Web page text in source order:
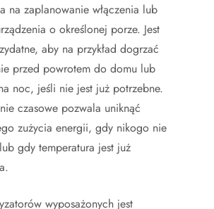
na zaplanowanie włączenia lub
o określonej porze. Jest
aby na przykład dogrzać
przed powrotem do domu lub
noc, jeśli nie jest już potrzebne.
czasowe pozwala uniknąć
zużycia energii, gdy nikogo nie
gdy temperatura jest już
wyposażonych jest